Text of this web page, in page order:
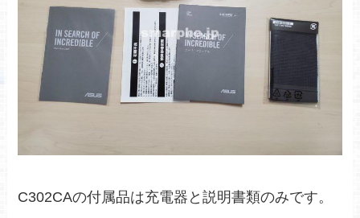
C302CAの付属品は充電器と説明書類のみです。